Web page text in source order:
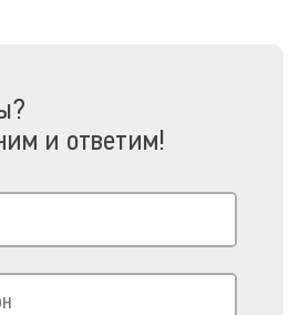
и ответим!